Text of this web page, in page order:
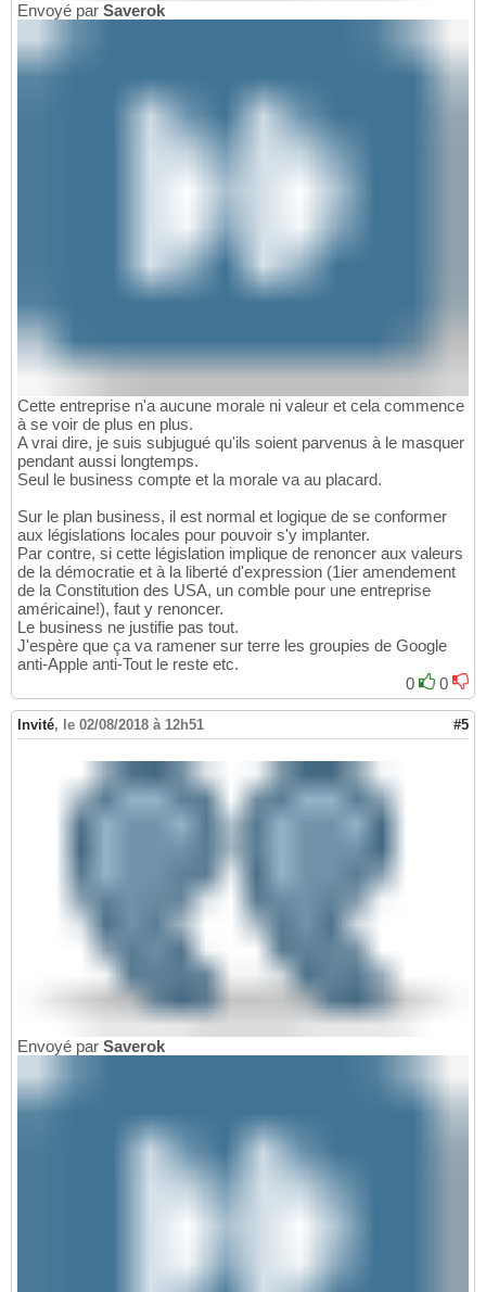
Envoyé par Saverok
Cette entreprise n'a aucune morale ni valeur et cela commence
à se voir de plus en plus.
A vrai dire, je suis subjugué qu'ils soient parvenus à le masquer
pendant aussi longtemps.
Seul le business compte et la morale va au placard.
Sur le plan business, il est normal et logique de se conformer
aux législations locales pour pouvoir s'y implanter.
Par contre, si cette législation implique de renoncer aux valeurs
de la démocratie et à la liberté d'expression (1ier amendement
de la Constitution des USA, un comble pour une entreprise
américaine!), faut y renoncer.
Le business ne justifie pas tout.
J'espère que ça va ramener sur terre les groupies de Google
anti-Apple anti-Tout le reste etc.
0
0
Invité, le 02/08/2018 à 12h51 #5
Envoyé par Saverok